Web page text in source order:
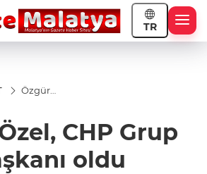
TR
Özgür
Başkanı CHP Grup
oldu